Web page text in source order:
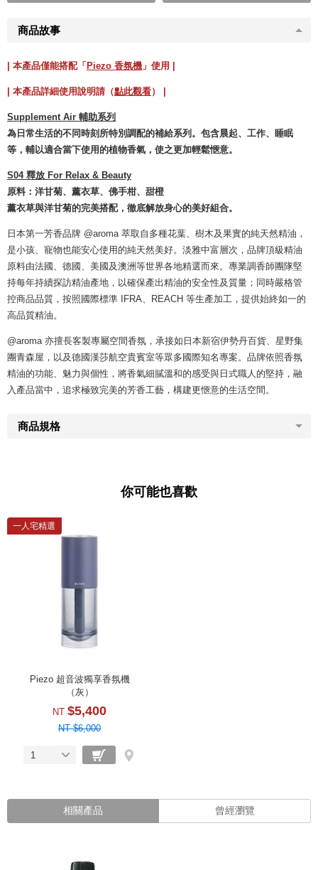
商品故事
| 本產品僅能搭配「 Piezo 香氛機 」使用 |
| 本產品詳細使用說明請（點此觀看） |
Supplement Air 輔助系列
為日常生活的不同時刻所特別調配的補給系列。包含晨起、工作、睡眠
等，輔以適合當下使用的植物香氣，使之更加輕鬆愜意。
S04 釋放 For Relax & Beauty
原料：洋甘菊、薰衣草、佛手柑、甜橙
薰衣草與洋甘菊的完美搭配，徹底解放身心的美好組合。
日本第一芳香品牌 @aroma 萃取自多種花葉、樹木及果實的純天然精油，
是小孩、寵物也能安心使用的純天然美好。淡雅中富層次，品牌頂級精油
原料由法國、德國、美國及澳洲等世界各地精選而來。專業調香師團隊堅
持每年持續探訪精油產地，以確保產出精油的安全性及質量；同時嚴格管
控商品品質，按照國際標準 IFRA、REACH 等生產加工，提供始終如一的
高品質精油。
@aroma 亦擅長客製專屬空間香氛，承接如日本新宿伊勢丹百貨、星野集
團青森屋，以及德國漢莎航空貴賓室等眾多國際知名專案。品牌依照香氛
精油的功能、魅力與個性，將香氣細膩溫和的感受與日式職人的堅持，融
入產品當中，追求極致完美的芳香工藝，構建更愜意的生活空間。
商品規格
你可能也喜歡
一人宅精選
Piezo 超音波獨享香氛機
（灰）
NT $5,400
NT $6,000
1
相關產品 曾經瀏覽